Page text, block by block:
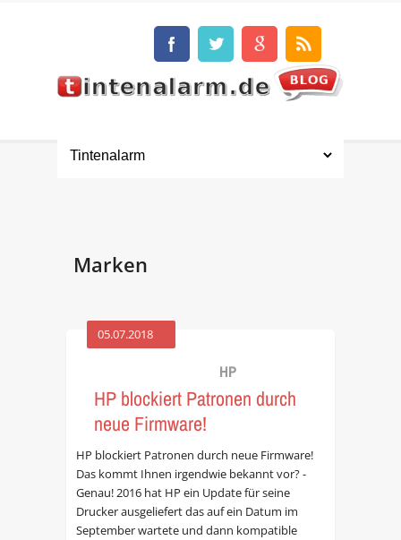
Marken
05.07.2018
HP
HP blockiert Patronen durch
neue Firmware!
HP blockiert Patronen durch neue Firmware!
Das kommt Ihnen irgendwie bekannt vor? -
Genau! 2016 hat HP ein Update für seine
Drucker ausgeliefert das auf ein Datum im
September wartete und dann kompatible